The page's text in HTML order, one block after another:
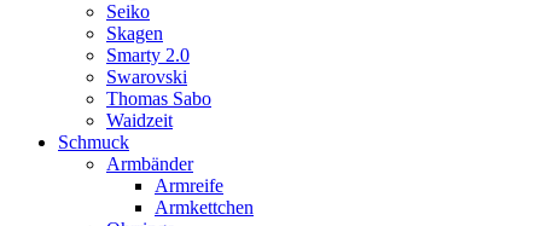
Seiko
Skagen
Smarty 2.0
Swarovski
Thomas Sabo
Waidzeit
Schmuck
Armbänder
Armreife
Armkettchen